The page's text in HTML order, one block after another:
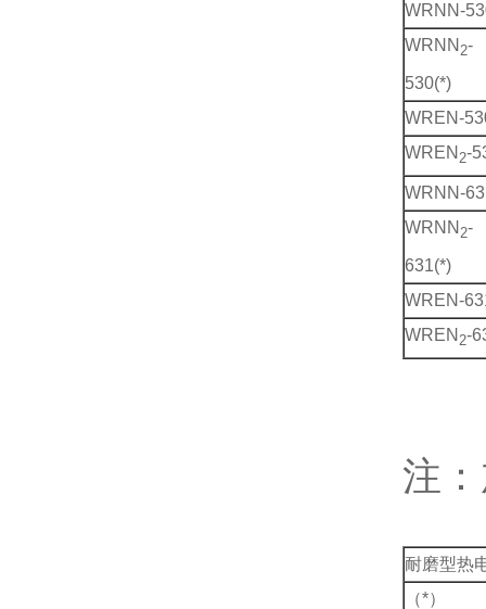
WRNN-
WRNN 2-
530(*)
WREN-
WREN 2-
WRNN-
WRNN 2-
631(*)
WREN-
WREN 2-
注
耐磨型热
（*）